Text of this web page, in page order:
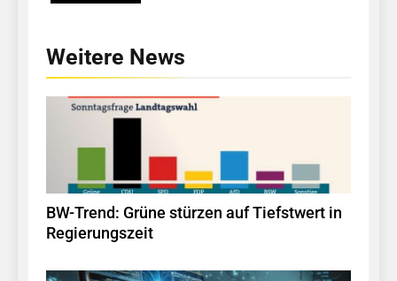
Weitere News
BW-Trend: Grüne stürzen auf Tiefstwert in
Regierungszeit